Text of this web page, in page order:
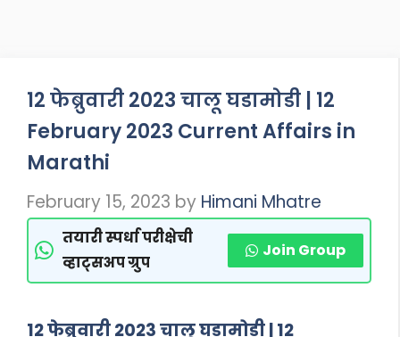
12 फेब्रुवारी 2023 चालू घडामोडी | 12
February 2023 Current Affairs in
Marathi
February 15, 2023 by Himani Mhatre
तयारी स्पर्धा परीक्षेची
व्हाट्सअप ग्रुप
Join Group
12 फेब्रुवारी 2023 चालू घडामोडी | 12